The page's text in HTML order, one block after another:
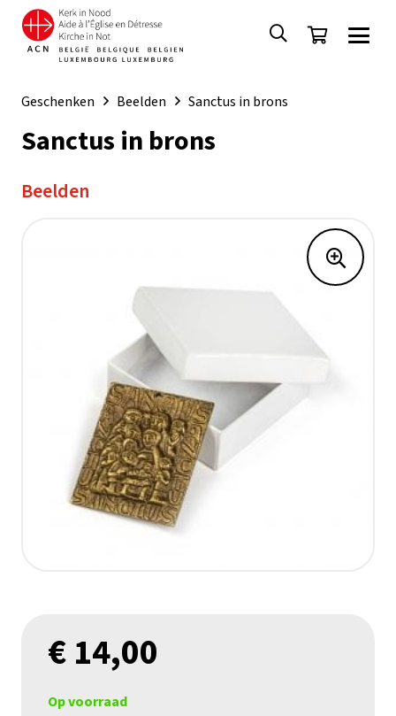
Geschenken Beelden Sanctus in brons
Sanctus in brons
Beelden
€14,00
Op voorraad